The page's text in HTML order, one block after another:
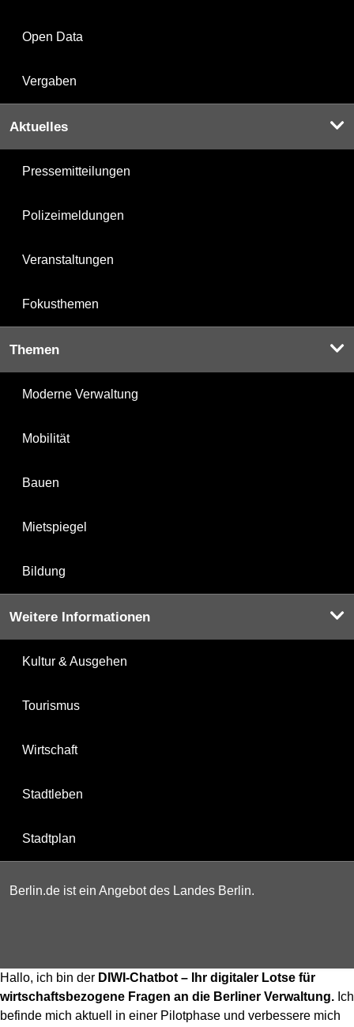
Open Data
Vergaben
Aktuelles
Pressemitteilungen
Polizeimeldungen
Veranstaltungen
Fokusthemen
Themen
Moderne Verwaltung
Mobilität
Bauen
Mietspiegel
Bildung
Weitere Informationen
Kultur & Ausgehen
Tourismus
Wirtschaft
Stadtleben
Stadtplan
Berlin.de ist ein Angebot des Landes Berlin.
Hallo, ich bin der DIWI-Chatbot – Ihr digitaler Lotse für
wirtschaftsbezogene Fragen an die Berliner Verwaltung. Ich
befinde mich aktuell in einer Pilotphase und verbessere mich